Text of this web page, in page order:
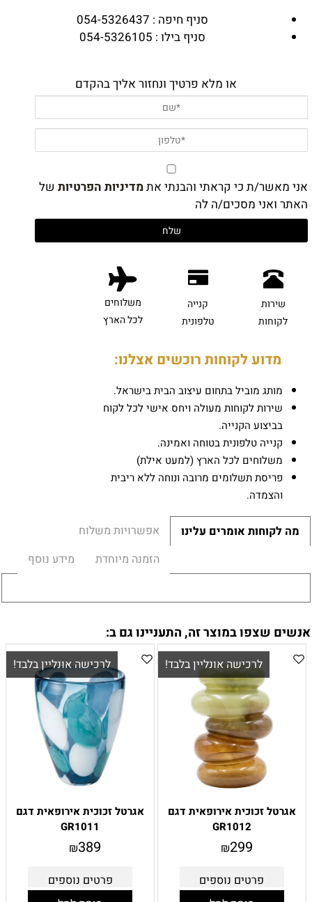
סניף חיפה : 054-5326437
סניף בילו : 054-5326105
או מלא פרטיך ונחזור אליך בהקדם
אני מאשר/ת כי קראתי והבנתי אתמדיניות הפרטיות של
האתר ואני מסכים/ה לה
שירות
לקוחות
קנייה
טלפונית
משלוחים
לכל הארץ
מדוע לקוחות רוכשים אצלנו:
מותג מוביל בתחום עיצוב הבית בישראל.
שירות לקוחות מעולה ויחס אישי לכל לקוח
בביצוע הקנייה.
קנייה טלפונית בטוחה ואמינה.
משלוחים לכל הארץ (למעט אילת)
פריסת תשלומים מרובה ונוחה ללא ריבית
והצמדה.
מה לקוחות אומרים עלינו
אפשרויות משלוח
הזמנה מיוחדת
מידע נוסף
אנשים שצפו במוצר זה, התעניינו גם ב:
לרכישה אונליין בלבד!
אגרטל זכוכית אירופאית דגם
GR1012
₪299
פרטים נוספים
לרכישה אונליין בלבד!
אגרטל זכוכית אירופאית דגם
GR1011
₪389
פרטים נוספים